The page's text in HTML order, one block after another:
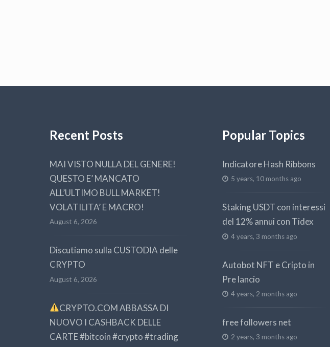
Recent Posts
MAI VISTO NULLA DEL GENERE!
QUESTO E’ MANCATO
ALL’ULTIMO BULL MARKET!
VOLATILITA’ E MACRO!
August 6, 2026
Discutiamo sulla CUSTODIA delle
CRYPTO
August 6, 2026
CRYPTO.COM ABBASSA DI
NUOVO I CASHBACK DELLE
CARTE #bitcoin #crypto #trading
Popular Topics
Indicatore Hash Ribbons
5 years, 10 months ago
Staking USDT con interessi
del 12% annui con Tidex
4 years, 3 months ago
Autobot NFT e Cripto in
Pre lancio
4 years, 2 months ago
free followers net
2 years, 3 months ago